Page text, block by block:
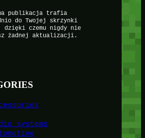
publikacja trafia
do Twojej skrzynki
dzięki czemu nigdy nie
żadnej aktualizacji.
systems